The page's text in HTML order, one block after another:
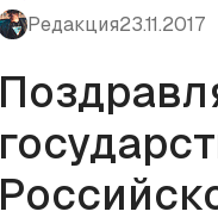
Редакция23.11.2017